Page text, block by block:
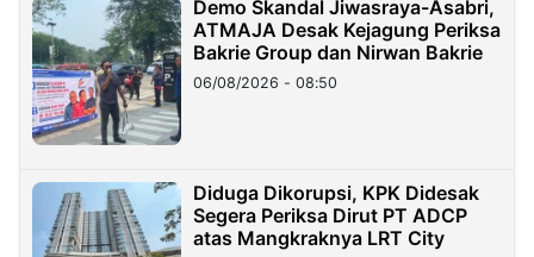
Demo Skandal Jiwasraya-Asabri,
ATMAJA Desak Kejagung Periksa
Bakrie Group dan Nirwan Bakrie
06/08/2026 - 08:50
Diduga Dikorupsi, KPK Didesak
Segera Periksa Dirut PT ADCP
atas Mangkraknya LRT City